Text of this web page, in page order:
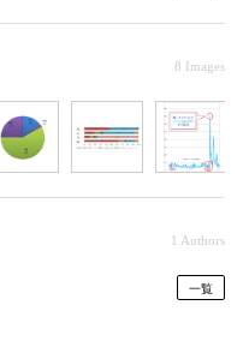
8 Images
1 Authors
一覧